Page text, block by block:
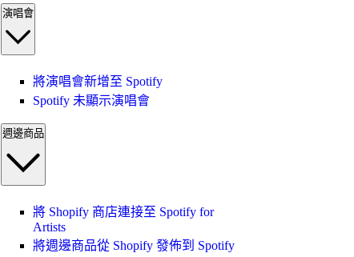
演唱會
將演唱會新增至 Spotify
Spotify 未顯示演唱會
週邊商品
將 Shopify 商店連接至 Spotify for
Artists
將週邊商品從 Shopify 發佈到 Spotify